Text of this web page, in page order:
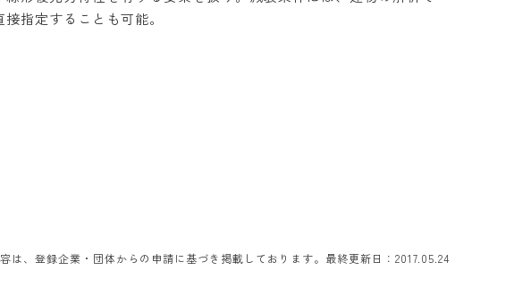
指定することも可能。
は、登録企業・団体からの申請に基づき掲載しております。最終更新日：2017.05.24